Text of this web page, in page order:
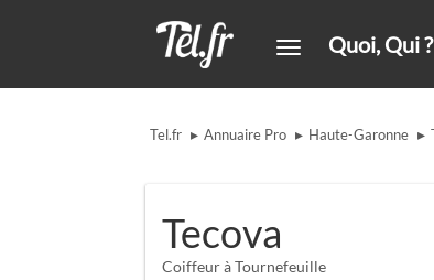
Quoi, Qui ?
Tel.fr ▸ Annuaire Pro ▸ Haute-Garonne ▸
Tecova
Coiffeur à Tournefeuille